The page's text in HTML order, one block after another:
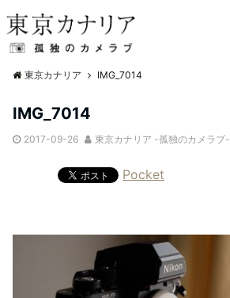
東京カナリア IMG_7014
IMG_7014
2017-09-26 東京カナリア -孤独のカメラブ-
Pocket